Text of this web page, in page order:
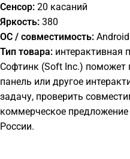
Сенсор: 20 касаний
Яркость: 380
ОС / совместимость: Android
Тип товара: интерактивная
Софтинк (Soft Inc.) поможет
панель или другое
задачу, проверить
коммерческое
России.